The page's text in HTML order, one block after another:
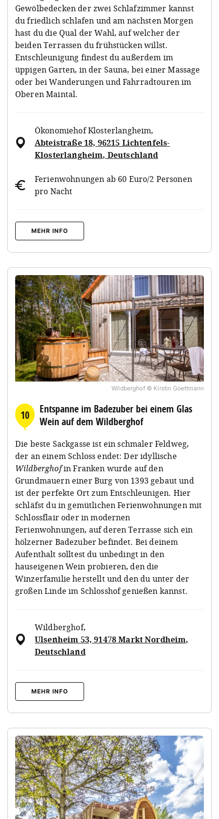
Gewölbedecken der zwei Schlafzimmer kannst
du friedlich schlafen und am nächsten Morgen
hast du die Qual der Wahl, auf welcher der
beiden Terrassen du frühstücken willst.
Entschleunigung findest du außerdem im
üppigen Garten, in der Sauna, bei einer Massage
oder bei Wanderungen und Fahrradtouren im
Oberen Maintal.
Ökonomiehof Klosterlangheim,
Abteistraße 18, 96215 Lichtenfels-
Klosterlangheim, Deutschland
Ferienwohnungen ab 60 Euro/2 Personen
pro Nacht
MEHR INFO
Wildberghof © Kirstin Goettmann
10
Entspanne im Badezuber bei einem Glas
Wein auf dem Wildberghof
Die beste Sackgasse ist ein schmaler Feldweg,
der an einem Schloss endet: Der idyllische
Wildberghofin Franken wurde auf den
Grundmauern einer Burg von 1393 gebaut und
ist der perfekte Ort zum Entschleunigen. Hier
schläfst du in gemütlichen Ferienwohnungen mit
Schlossflair oder in modernen
Ferienwohnungen, auf deren Terrasse sich ein
hölzerner Badezuber befindet. Bei deinem
Aufenthalt solltest du unbedingt in den
hauseigenen Wein probieren, den die
Winzerfamilie herstellt und den du unter der
großen Linde im Schlosshof genießen kannst.
Wildberghof,
Ulsenheim 53, 91478 Markt Nordheim,
Deutschland
MEHR INFO